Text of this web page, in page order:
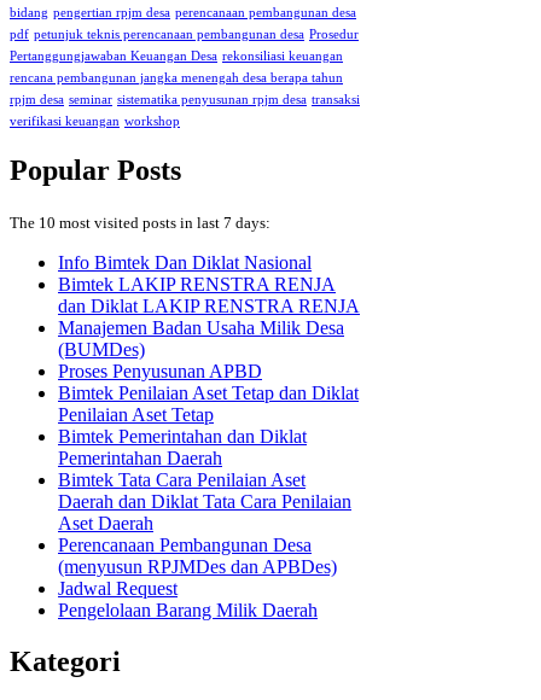
bidang pengertian rpjm desa perencanaan pembangunan desa
pdf petunjuk teknis perencanaan pembangunan desa Prosedur
Pertanggungjawaban Keuangan Desa rekonsiliasi keuangan
rencana pembangunan jangka menengah desa berapa tahun
rpjm desa seminar sistematika penyusunan rpjm desa transaksi
verifikasi keuangan workshop
Popular Posts
The 10 most visited posts in last 7 days:
Info Bimtek Dan Diklat Nasional
Bimtek LAKIP RENSTRA RENJA
dan Diklat LAKIP RENSTRA RENJA
Manajemen Badan Usaha Milik Desa
(BUMDes)
Proses Penyusunan APBD
Bimtek Penilaian Aset Tetap dan Diklat
Penilaian Aset Tetap
Bimtek Pemerintahan dan Diklat
Pemerintahan Daerah
Bimtek Tata Cara Penilaian Aset
Daerah dan Diklat Tata Cara Penilaian
Aset Daerah
Perencanaan Pembangunan Desa
(menyusun RPJMDes dan APBDes)
Jadwal Request
Pengelolaan Barang Milik Daerah
Kategori